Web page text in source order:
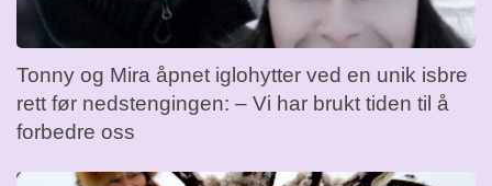
Tonny og Mira åpnet iglohytter ved en unik isbre
rett før nedstengingen: – Vi har brukt tiden til å
forbedre oss